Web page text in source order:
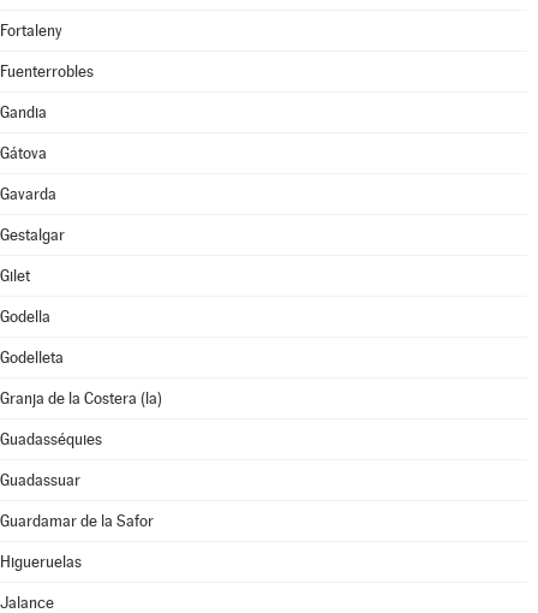
Fortaleny
Fuenterrobles
Gandia
Gátova
Gavarda
Gestalgar
Gilet
Godella
Godelleta
Granja de la Costera (la)
Guadasséquies
Guadassuar
Guardamar de la Safor
Higueruelas
Jalance